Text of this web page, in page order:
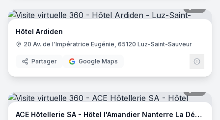
Hôtel Ardiden
20 Av. de l'Impératrice Eugénie, 65120 Luz-Saint-Sauveur
Partager Google Maps
ACE Hôtellerie SA - Hôtel l'Amandier Nanterre La Défense